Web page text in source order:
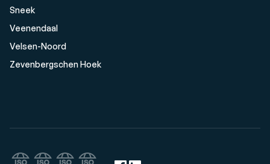
Sneek
Veenendaal
Velsen-Noord
Zevenbergschen Hoek